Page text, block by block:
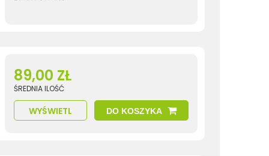
89,00 ZŁ
ŚREDNIA ILOŚĆ
WYŚWIETL DO KOSZYKA